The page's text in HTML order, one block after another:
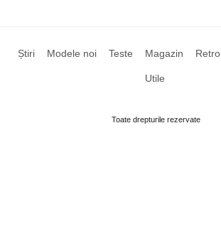
Știri Modele noi Teste Magazin Retro
Utile
Toate drepturile rezervate